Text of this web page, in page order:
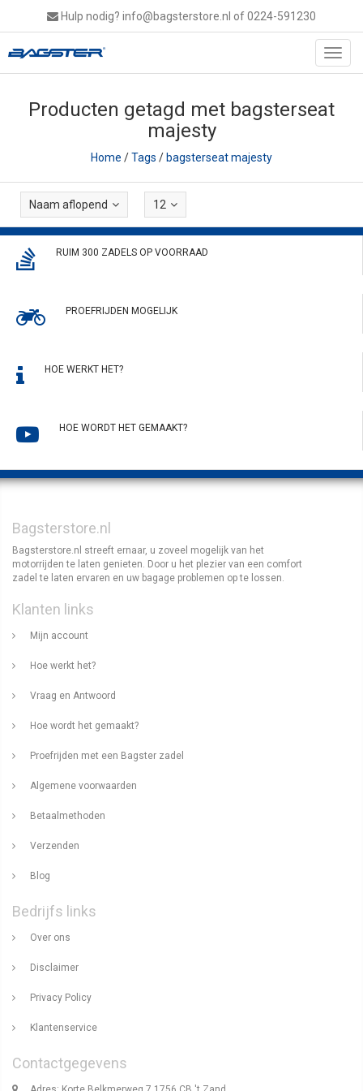
Hulp nodig? info@bagsterstore.nl of 0224-591230
Producten getagd met bagsterseat
majesty
Home /Tags /bagsterseat majesty
Naam aflopend 12
RUIM 300 ZADELS OP VOORRAAD
PROEFRIJDEN MOGELIJK
HOE WERKT HET?
HOE WORDT HET GEMAAKT?
Bagsterstore.nl
Bagsterstore.nl streeft ernaar, u zoveel mogelijk van het
motorrijden te laten genieten. Door u het plezier van een comfort
zadel te laten ervaren en uw bagage problemen op te lossen.
Klanten links
Mijn account
Hoe werkt het?
Vraag en Antwoord
Hoe wordt het gemaakt?
Proefrijden met een Bagster zadel
Algemene voorwaarden
Betaalmethoden
Verzenden
Blog
Bedrijfs links
Over ons
Disclaimer
Privacy Policy
Klantenservice
Contactgegevens